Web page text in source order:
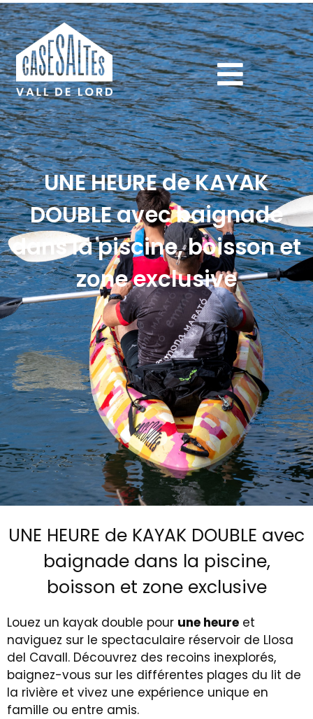
UNE HEURE de KAYAK
DOUBLE avec baignade
dans la piscine, boisson et
zone exclusive
UNE HEURE de KAYAK DOUBLE avec
baignade dans la piscine,
boisson et zone exclusive
Louez un kayak double pour une heure et
naviguez sur le spectaculaire réservoir de Llosa
del Cavall. Découvrez des recoins inexplorés,
baignez-vous sur les différentes plages du lit de
la rivière et vivez une expérience unique en
famille ou entre amis.